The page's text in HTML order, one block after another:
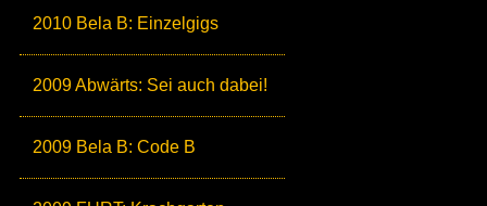
2010 Bela B: Einzelgigs
2009 Abwärts: Sei auch dabei!
2009 Bela B: Code B